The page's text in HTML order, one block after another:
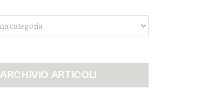
ARCHIVIO ARTICOLI